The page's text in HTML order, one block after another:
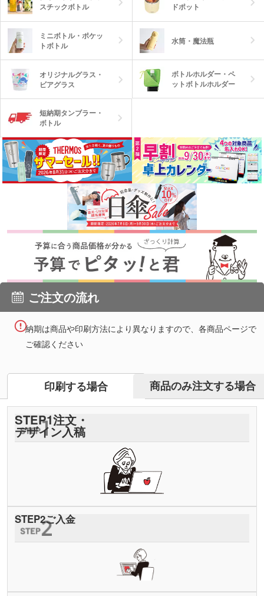
スチックボトル
ドポット
ミニボトル・ポケッ
トボトル
水筒・魔法瓶
オリジナルグラス・
ビアグラス
ボトルホルダー・ペ
ットボトルホルダー
短納期タンブラー・
ボトル
ご注文の流れ
納期は商品や印刷方法により異なりますので、各商品ページで
ご確認ください
印刷する場合 商品のみ注文する場合
STEP1注文・
デザイン入稿
STEP2ご入金